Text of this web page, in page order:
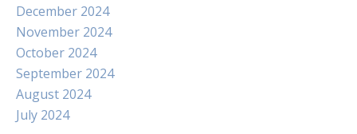
December 2024
November 2024
October 2024
September 2024
August 2024
July 2024